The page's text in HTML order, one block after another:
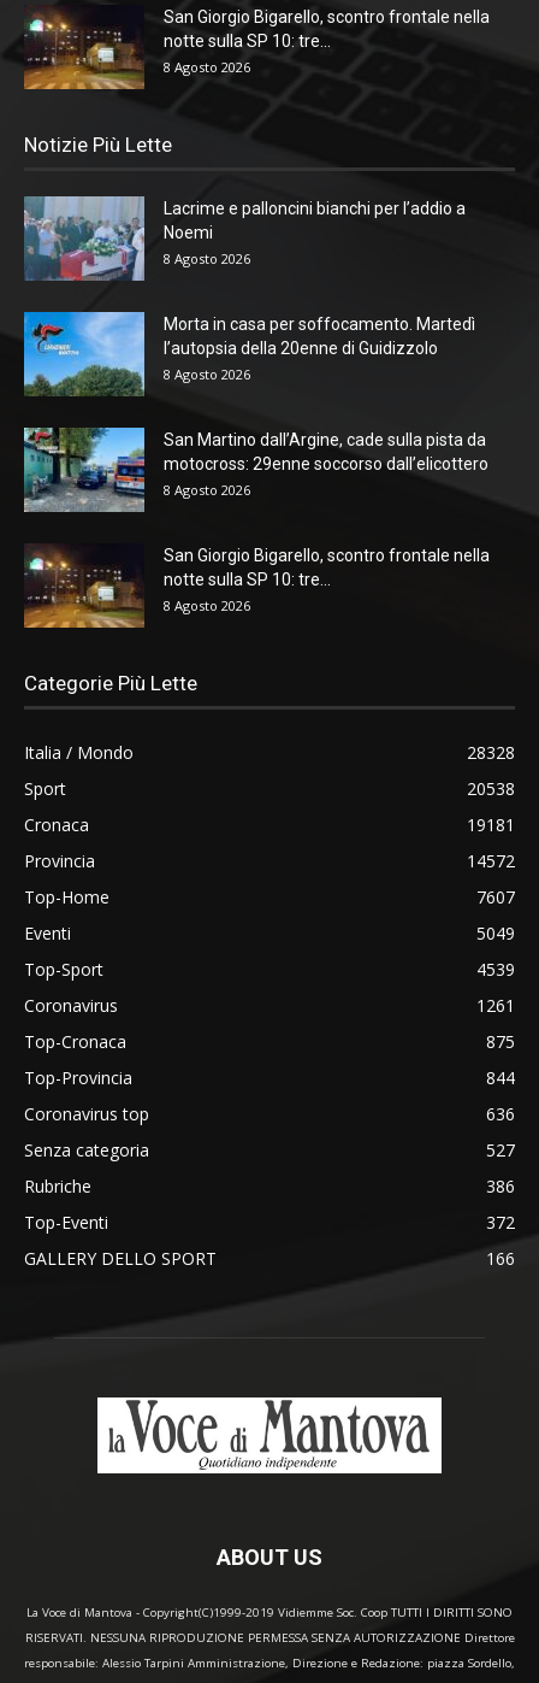
San Giorgio Bigarello, scontro frontale nella
notte sulla SP 10: tre...
8 Agosto 2026
Notizie Più Lette
Lacrime e palloncini bianchi per l’addio a
Noemi
8 Agosto 2026
Morta in casa per soffocamento. Martedì
l’autopsia della 20enne di Guidizzolo
8 Agosto 2026
San Martino dall’Argine, cade sulla pista da
motocross: 29enne soccorso dall’elicottero
8 Agosto 2026
San Giorgio Bigarello, scontro frontale nella
notte sulla SP 10: tre...
8 Agosto 2026
Categorie Più Lette
Italia / Mondo
28328
Sport
20538
Cronaca
19181
Provincia
14572
Top-Home
7607
Eventi
5049
Top-Sport
4539
Coronavirus
1261
Top-Cronaca
875
Top-Provincia
844
Coronavirus top
636
Senza categoria
527
Rubriche
386
Top-Eventi
372
GALLERY DELLO SPORT
166
ABOUT US
La Voce di Mantova - Copyright(C)1999-2019 Vidiemme Soc. Coop TUTTI I DIRITTI SONO
RISERVATI. NESSUNA RIPRODUZIONE PERMESSA SENZA AUTORIZZAZIONE Direttore
responsabile: Alessio Tarpini Amministrazione, Direzione e Redazione: piazza Sordello,